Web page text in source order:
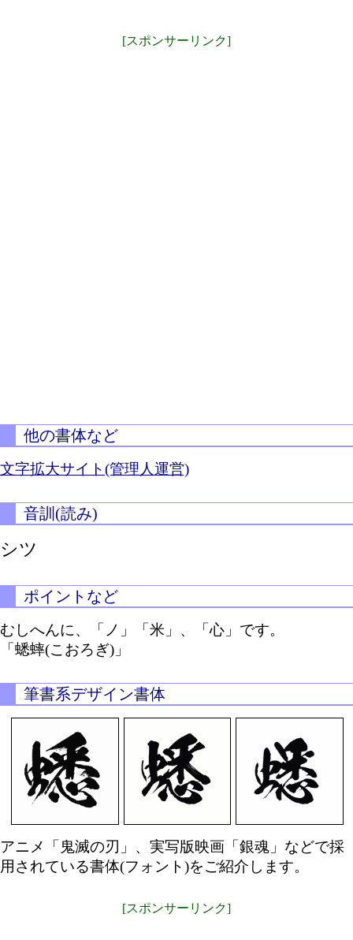
[スポンサーリンク]
他の書体など
文字拡大サイト(管理人運営)
音訓(読み)
シツ
ポイントなど
むしへんに、「ノ」「米」、「心」です。
「蟋蟀(こおろぎ)」
筆書系デザイン書体
アニメ「鬼滅の刃」、実写版映画「銀魂」などで採
用されている書体(フォント)をご紹介します。
[スポンサーリンク]